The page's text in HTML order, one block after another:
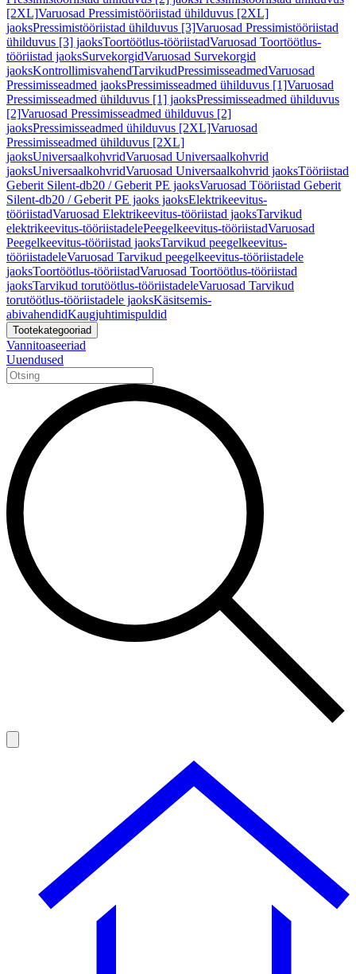
[2XL]Varuosad Pressimistööriistad ühilduvus [2XL]
jaoksPressimistööriistad ühilduvus [3]Varuosad Pressimistööriistad
ühilduvus [3] jaoksToortöötlus-tööriistadVaruosad Toortöötlus-
tööriistad jaoksSurvekorgidVaruosad Survekorgid
jaoksKontrollimisvahendTarvikudPressimisseadmedVaruosad
Pressimisseadmed jaoksPressimisseadmed ühilduvus [1]Varuosad
Pressimisseadmed ühilduvus [1] jaoksPressimisseadmed ühilduvus
[2]Varuosad Pressimisseadmed ühilduvus [2]
jaoksPressimisseadmed ühilduvus [2XL]Varuosad
Pressimisseadmed ühilduvus [2XL]
jaoksUniversaalkohvridVaruosad Universaalkohvrid
jaoksUniversaalkohvridVaruosad Universaalkohvrid jaoksTööriistad
Geberit Silent-db20 / Geberit PE jaoksVaruosad Tööriistad Geberit
Silent-db20 / Geberit PE jaoks jaoksElektrikeevitus-
tööriistadVaruosad Elektrikeevitus-tööriistad jaoksTarvikud
elektrikeevitus-tööriistadelePeegelkeevitus-tööriistadVaruosad
Peegelkeevitus-tööriistad jaoksTarvikud peegelkeevitus-
tööriistadeleVaruosad Tarvikud peegelkeevitus-tööriistadele
jaoksToortöötlus-tööriistadVaruosad Toortöötlus-tööriistad
jaoksTarvikud torutöötlus-tööriistadeleVaruosad Tarvikud
torutöötlus-tööriistadele jaoksKäsitsemis-
abivahendidKaugjuhtimispuldid
Tootekategooriad
Vannitoaseeriad
Uuendused